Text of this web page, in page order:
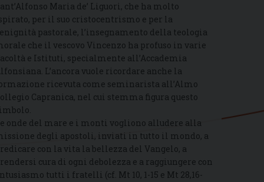
Maria de’ Liguori, che ha molto
per il suo cristocentrismo e per la
pastorale, l’insegnamento della teologia
che il vescovo Vincenzo ha profuso in varie
e Istituti, specialmente all’Accademia
L’ancora vuole ricordare anche la
ricevuta come seminarista all’Almo
Capranica, nel cui stemma figura questo
onde del mare e i monti vogliono alludere alla
degli apostoli, inviati in tutto il mondo, a
con la vita la bellezza del Vangelo, a
cura di ogni debolezza e a raggiungere con
tutti i fratelli (cf. Mt 10, 1-15 e Mt 28,16-